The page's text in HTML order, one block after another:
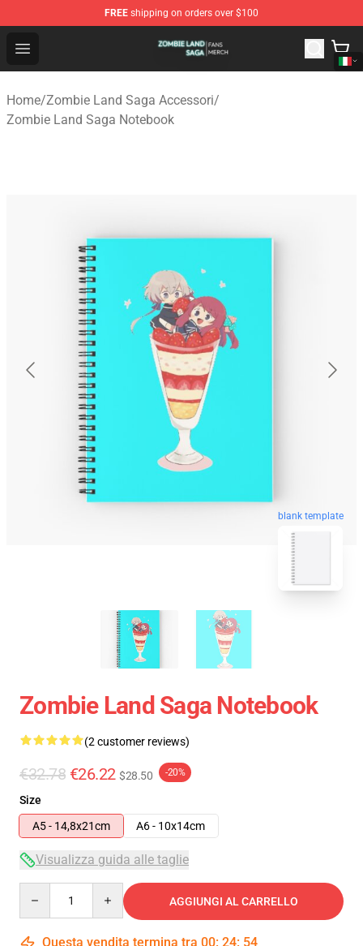
FREE shipping on orders over $100
Open menu
Zombie Land Saga Shop - Official Zombie Land Saga
Home/Zombie Land Saga Accessori/
Zombie Land Saga Notebook
blank template
Zombie Land Saga Notebook
(2 customer reviews)
€32.78 €26.22 $28.50 -20%
Size
A5 - 14,8x21cm
A6 - 10x14cm
Visualizza guida alle taglie
AGGIUNGI AL CARRELLO
Questa vendita termina tra 00: 24: 54